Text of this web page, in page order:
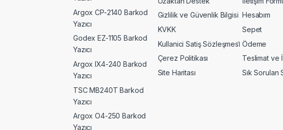
Argox CP-2140 Barkod
Yazıcı
Godex EZ-1105 Barkod
Yazıcı
Argox IX4-240 Barkod
Yazıcı
TSC MB240T Barkod
Yazıcı
Argox O4-250 Barkod
Yazıcı
Gizlilik ve Güvenlik Bilgisi
KVKK
Kullanici Satiş Sözleşmesi̇
Çerez Politikası
Site Haritası
Hesabım
Sepet
Ödeme
Teslimat ve
Sık Sorulan